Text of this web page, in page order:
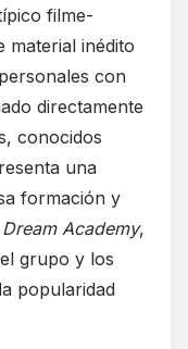
filme-
inédito
con
directamente
conocidos
una
formación y
Dream Academy,
grupo y los
popularidad